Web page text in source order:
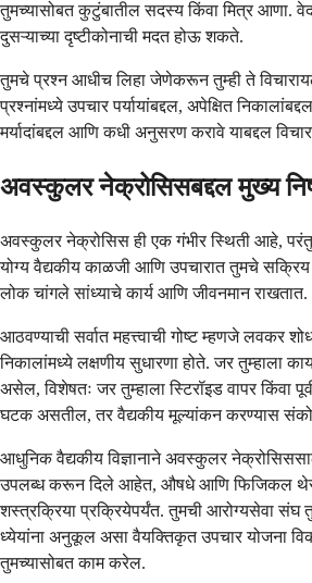
तुमच्यासोबत कुटुंबातील सदस्य किंवा मित्र आणा.
दुसऱ्याच्या दृष्टीकोनाची मदत होऊ शकते.
तुमचे प्रश्न आधीच लिहा जेणेकरून तुम्ही ते
प्रश्नांमध्ये उपचार पर्यायांबद्दल, अपेक्षित
मर्यादांबद्दल आणि कधी अनुसरण करावे याबद्दल
अवस्कुलर नेक्रोसिसबद्दल मुख्य
अवस्कुलर नेक्रोसिस ही एक गंभीर स्थिती आहे, परंतु
योग्य वैद्यकीय काळजी आणि उपचारात तुमचे
लोक चांगले सांध्याचे कार्य आणि जीवनमान राखतात.
आठवण्याची सर्वात महत्त्वाची गोष्ट म्हणजे लवकर
निकालांमध्ये लक्षणीय सुधारणा होते. जर तुम्हाला
असेल, विशेषतः जर तुम्हाला स्टिरॉइड वापर किंवा
घटक असतील, तर वैद्यकीय मूल्यांकन करण्यास
आधुनिक वैद्यकीय विज्ञानाने अवस्कुलर
उपलब्ध करून दिले आहेत, औषधे आणि फिजिकल
शस्त्रक्रिया प्रक्रियेपर्यंत. तुमची आरोग्यसेवा संघ
ध्येयांना अनुकूल असा वैयक्तिकृत उपचार योजना
तुमच्यासोबत काम करेल.